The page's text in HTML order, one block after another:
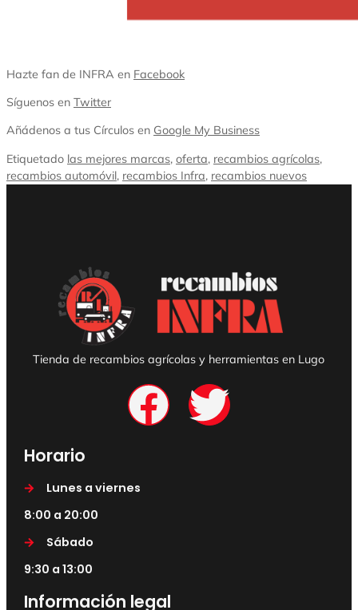
Hazte fan de INFRA en Facebook
Síguenos en Twitter
Añádenos a tus Círculos en Google My Business
Etiquetado las mejores marcas, oferta, recambios agrícolas,
recambios automóvil, recambios Infra, recambios nuevos
Tienda de recambios agrícolas y herramientas en Lugo
Horario
Lunes a viernes
8:00 a 20:00
Sábado
9:30 a 13:00
Información legal